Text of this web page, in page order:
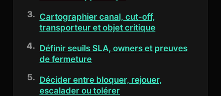
Cartographier canal, cut-off,
transporteur et objet critique
Définir seuils SLA, owners et preuves
de fermeture
Décider entre bloquer, rejouer,
escalader ou tolérer